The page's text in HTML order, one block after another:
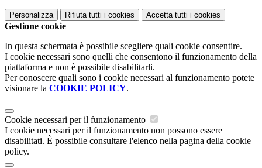
Personalizza Rifiuta tutti i cookies Accetta tutti i cookies
Gestione cookie
In questa schermata è possibile scegliere quali cookie consentire.
I cookie necessari sono quelli che consentono il funzionamento della
piattaforma e non è possibile disabilitarli.
Per conoscere quali sono i cookie necessari al funzionamento potete
visionare la COOKIE POLICY.
Cookie necessari per il funzionamento
I cookie necessari per il funzionamento non possono essere
disabilitati. È possibile consultare l'elenco nella pagina della cookie
policy.